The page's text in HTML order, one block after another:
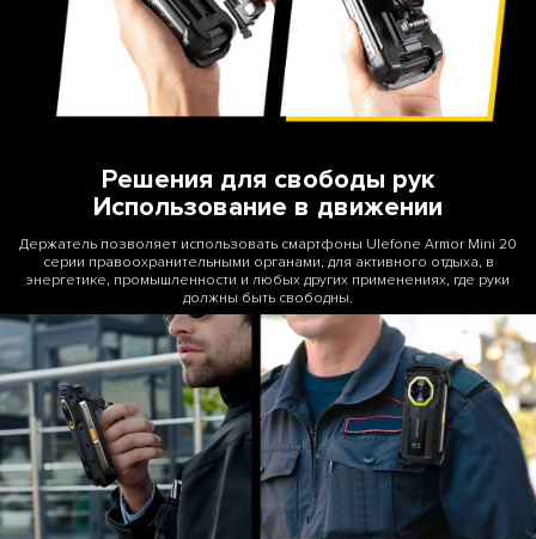
Решения для свободы рук
Использование в движении
Держатель позволяет использовать смартфоны Ulefone Armor Mini 20
серии правоохранительными органами, для активного отдыха, в
энергетике, промышленности и любых других применениях, где руки
должны быть свободны.